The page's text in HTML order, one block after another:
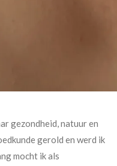
gezondheid, natuur en
gerold en werd ik
mocht ik als